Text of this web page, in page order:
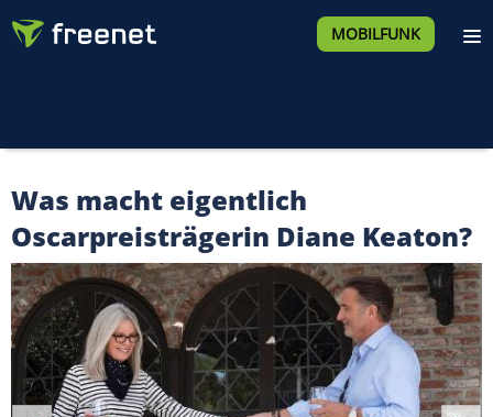
MOBILFUNK
Was macht eigentlich
Oscarpreisträgerin Diane Keaton?